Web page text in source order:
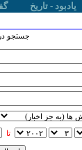
یادبود - تاریخ
جستجو
تا